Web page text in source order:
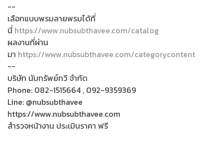
--
เลือกแบบพรมลายพรมได้ที่
นี่ https://www.nubsubthavee.com/catalog
ผลงานที่ผ่าน
มา https://www.nubsubthavee.com/categorycontent
--
บริษัท นับทรัพย์ทวี จำกัด
Phone: 082-1515664 , 092-9359369
Line: @nubsubthavee
https://www.nubsubthavee.com
สำรวจหน้างาน ประเมินราคา ฟรี